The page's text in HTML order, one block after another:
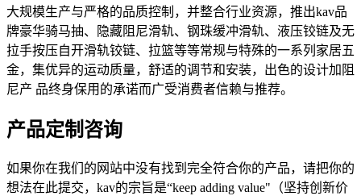
大规模生产与严格的品质控制，并整合行业资源，推出kav品
牌豪华骑马抽、隐藏阻尼滑轨、钢珠缓冲滑轨、液压铰链及无
拉手按压自开滑轨铰链、拉篮等等常规与特殊的一系列家居五
金，集优异的运动质量，舒适的调节和安装，出色的设计加阻
尼产 品终身保用的承诺而广受消费者信赖与推荐。
产品定制咨询
如果你在我们的网站中没有找到完全符合你的产品，请把你的
想法在此提交，kav的宗旨是“keep adding value"（坚持创新价